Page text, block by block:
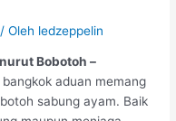
/ Oleh ledzeppelin
Bobotoh –
aduan memang
sabung ayam. Baik